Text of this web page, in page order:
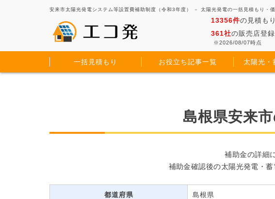
安来市太陽光発電システム等設置費補助制度（令和3年度） － 太陽光発電の一括見積もり・
13356件の見積も
361社の販売店登
※2026/08/07時点
一括見積もり お役立ち記事一覧 太陽光・
島根県安来
補助金の詳細
補助金確認後の太陽光発電・
都道府県 島根県